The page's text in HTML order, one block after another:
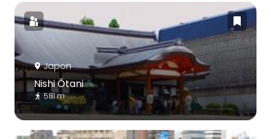
Japon
Nishi Ōtani
581 m